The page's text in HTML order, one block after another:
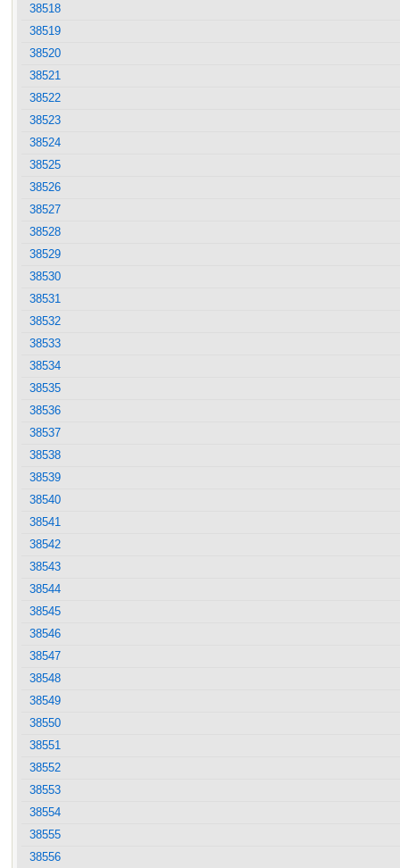
38518
38519
38520
38521
38522
38523
38524
38525
38526
38527
38528
38529
38530
38531
38532
38533
38534
38535
38536
38537
38538
38539
38540
38541
38542
38543
38544
38545
38546
38547
38548
38549
38550
38551
38552
38553
38554
38555
38556